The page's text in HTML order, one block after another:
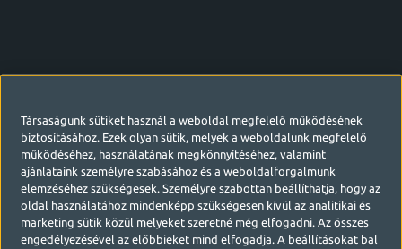
Társaságunk sütiket használ a weboldal megfelelő működésének
biztosításához. Ezek olyan sütik, melyek a weboldalunk megfelelő
működéséhez, használatának megkönnyítéséhez, valamint
ajánlataink személyre szabásához és a weboldalforgalmunk
elemzéséhez szükségesek. Személyre szabottan beállíthatja, hogy az
oldal használatához mindenképp szükségesen kívül az analitikai és
marketing sütik közül melyeket szeretné még elfogadni. Az összes
engedélyezésével az előbbieket mind elfogadja. A beállításokat bal